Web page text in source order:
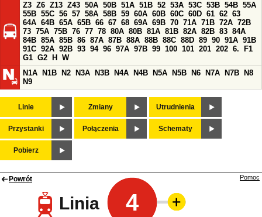
Z3 Z6 Z13 Z43 50A 50B 51A 51B 52 53A 53C 53B 54B 55A
55B 55C 56 57 58A 58B 59 60A 60B 60C 60D 61 62 63
64A 64B 65A 65B 66 67 68 69A 69B 70 71A 71B 72A 72B
73 75A 75B 76 77 78 80A 80B 81A 81B 82A 82B 83 84A
84B 85A 85B 86 87A 87B 88A 88B 88C 88D 89 90 91A 91B
91C 92A 92B 93 94 96 97A 97B 99 100 101 201 202 6.
F1
G1 G2 H
W
N1A
N1B N2 N3A N3B N4A N4B N5A N5B N6 N7A N7B
N8
N9
Linie Zmiany Utrudnienia
Przystanki Połączenia Schematy
Pobierz
Powrót
Linia 4
Pomoc